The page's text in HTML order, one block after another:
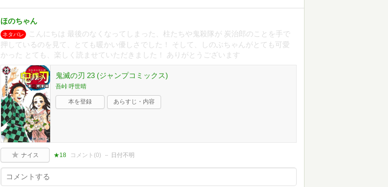
ほのちゃん
ネタバレ
こんにちは 最後のなくなってしまった、柱たちや鬼殺隊が 炭治郎のことを手で
押しているのを見て、とても暖かい優しさでした！ そして、しのぶちゃんがとても可愛
かった とても、楽しく読ませていただきました！ ありがとうございます
鬼滅の刃 23 (ジャンプコミックス)
吾峠 呼世晴
本を登録 あらすじ・内容
ナイス ★18 コメント(0) 日付不明